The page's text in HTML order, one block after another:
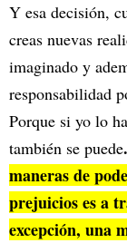
Y esa decisión,
creas nuevas
imaginado y
responsabilidad
Porque si yo lo
también se puede.
maneras de
prejuicios es a
excepción, una